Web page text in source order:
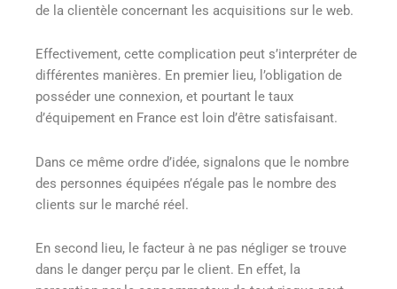
de la clientèle concernant les acquisitions sur le web.
Effectivement, cette complication peut s’interpréter de
différentes manières. En premier lieu, l’obligation de
posséder une connexion, et pourtant le taux
d’équipement en France est loin d’être satisfaisant.
Dans ce même ordre d’idée, signalons que le nombre
des personnes équipées n’égale pas le nombre des
clients sur le marché réel.
En second lieu, le facteur à ne pas négliger se trouve
dans le danger perçu par le client. En effet, la